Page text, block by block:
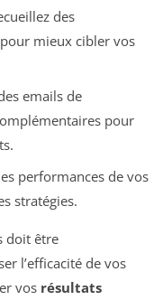
des
mieux cibler vos
emails de
pour
performances de vos
stratégies.
doit être
l’efficacité de vos
vos résultats